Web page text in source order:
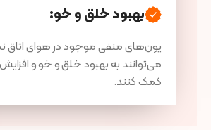
بهبود خلق و خو:
یون‌های منفی موجود در هوای اتاق
می‌توانند به بهبود خلق و خو و
کمک کنند.